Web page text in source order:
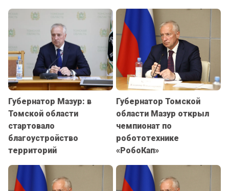
Губернатор Мазур: в
Томской области
стартовало
благоустройство
территорий
Губернатор Томской
области Мазур открыл
чемпионат по
робототехнике
«РобоКап»